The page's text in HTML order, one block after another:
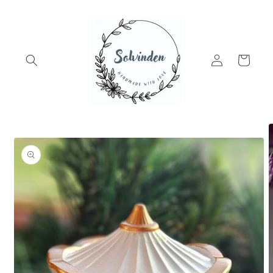
Log
in
Cart
information